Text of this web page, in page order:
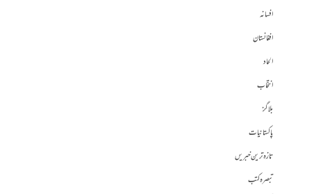
افسانہ
افغانستان
الحاد
انتخاب
بلاگز
پاکستانیات
تازہ ترین خبریں
تبصرہ کتب